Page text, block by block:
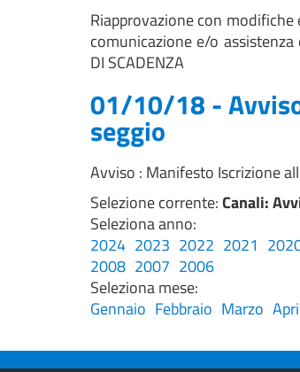
Riapprovazione con
comunicazione e/o
DI SCADENZA
01/10/18 -
seggio
Avviso : Manifesto Iscrizione
Selezione corrente:Canali:
Seleziona anno:
2024 2023 2022 2021
2008 2007 2006
Seleziona mese:
Gennaio Febbraio Marzo